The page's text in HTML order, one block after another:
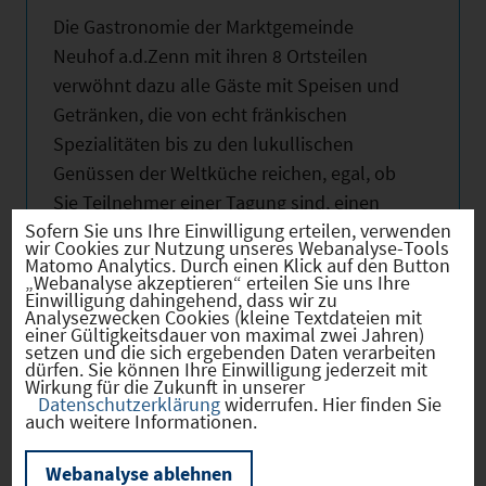
Die Gastronomie der Marktgemeinde
Neuhof a.d.Zenn mit ihren 8 Ortsteilen
verwöhnt dazu alle Gäste mit Speisen und
Getränken, die von echt fränkischen
Spezialitäten bis zu den lukullischen
Genüssen der Weltküche reichen, egal, ob
Sie Teilnehmer einer Tagung sind, einen
Tagesausflug unternehmen oder ihren
Erholungsurlaub bei uns verbringen.
Nutzen Sie obenstehende Links für weitere
Informationen!
Hebesätze
Sofern Sie uns Ihre Einwilligung erteilen, verwenden
wir Cookies zur Nutzung unseres Webanalyse-Tools
Matomo Analytics. Durch einen Klick auf den Button
„Webanalyse akzeptieren“ erteilen Sie uns Ihre
Einwilligung dahingehend, dass wir zu
Analysezwecken Cookies (kleine Textdateien mit
einer Gültigkeitsdauer von maximal zwei Jahren)
setzen und die sich ergebenden Daten verarbeiten
dürfen. Sie können Ihre Einwilligung jederzeit mit
Wirkung für die Zukunft in unserer
Datenschutzerklärungwiderrufen. Hier finden Sie
auch weitere Informationen.
Webanalyse ablehnen